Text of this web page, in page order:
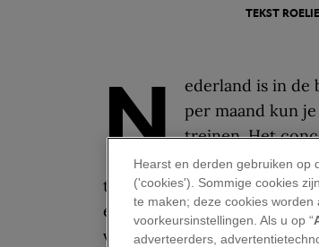
TEKST
N
ederland is in de
per maand kun
treinen. Het
jongeren van
twee tientjes acht dagen
een maand na de
verkocht. Zo werd de
Hearst en derden gebruiken op
('cookies'). Sommige cookies
te maken; deze cookies
voorkeursinstellingen. Als u op “
adverteerders,